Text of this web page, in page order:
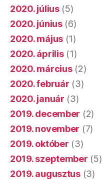
2020. július(5)
2020. június(6)
2020. május (1)
2020. április(1)
2020. március(2)
2020. február (3)
2020. január (3)
2019. december (2)
2019. november (7)
2019. október (3)
2019. szeptember (5)
2019. augusztus(3)